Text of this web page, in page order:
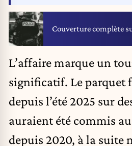
Couverture complète
L’affaire marque un
significatif. Le parquet
depuis l’été 2025 sur
auraient été commis
depuis 2020, à la suite